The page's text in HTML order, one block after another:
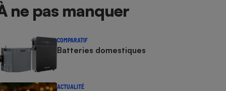
ne pas manquer
COMPARATIF
Batteries domestiques
ACTUALITÉ